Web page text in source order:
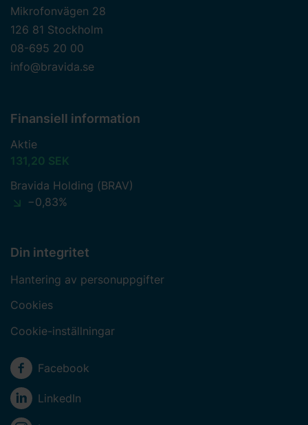
Mikrofonvägen 28
126 81 Stockholm
08-695 20 00
info@bravida.se
Finansiell information
Aktie
131,20 SEK
Bravida Holding (BRAV)
−0,83%
Din integritet
Hantering av personuppgifter
Cookies
Cookie-inställningar
Sociala medier
Facebook
LinkedIn